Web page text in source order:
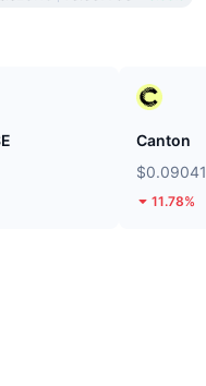
Canton
$0.09041
11.78%